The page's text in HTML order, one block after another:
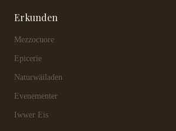
Erkunden
Mezzocuore
Epicerie
Naturwäiladen
Evenementer
Iwwer Eis